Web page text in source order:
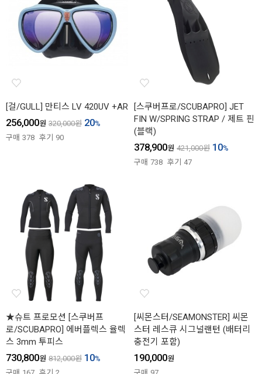
[걸/GULL] 만티스 LV 420UV +AR
256,000원 320,000원 20%
구매 378 후기 90
[스쿠버프로/SCUBAPRO] JET
FIN W/SPRING STRAP / 제트 핀
(블랙)
378,900원 421,000원 10%
구매 738 후기 47
★슈트 프로모션 [스쿠버프
로/SCUBAPRO] 에버플렉스 율렉
스 3mm 투피스
730,800원 812,000원 10%
[씨몬스터/SEAMONSTER] 씨몬
스터 레스큐 시그널랜턴 (배터리
충전기 포함)
190,000원